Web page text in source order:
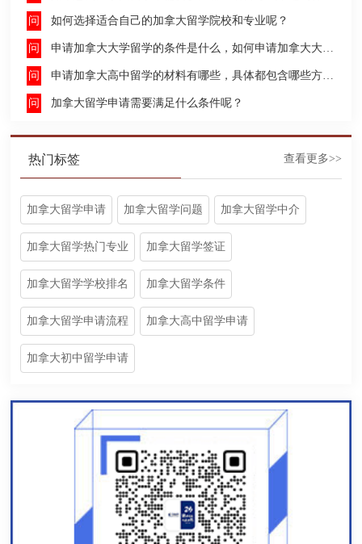
如何选择适合自己的加拿大留学院校和专业呢？
申请加拿大大学留学的条件是什么，如何申请加拿大大学留学，留学的费用及签证申请流程是什么？
申请加拿大高中留学的材料有哪些，具体都包含哪些方面呢？
加拿大留学申请需要满足什么条件呢？
热门标签 查看更多>>
加拿大留学申请 加拿大留学问题 加拿大留学中介
加拿大留学热门专业 加拿大留学签证
加拿大留学学校排名 加拿大留学条件
加拿大留学申请流程 加拿大高中留学申请
加拿大初中留学申请